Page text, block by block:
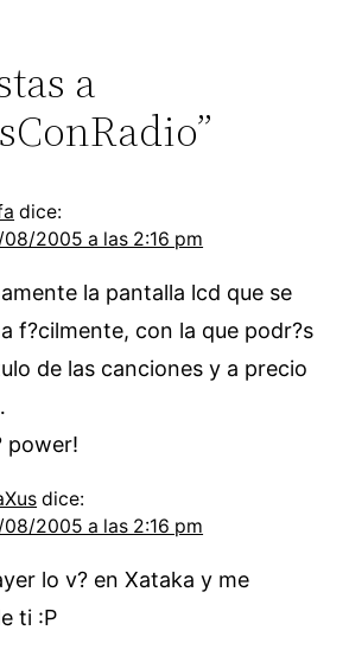
a
dice:
2005 a las 2:16 pm
la pantalla lcd que se
f?cilmente, con la que podr?s
de las canciones y a precio
power!
dice:
2005 a las 2:16 pm
lo v? en Xataka y me
ti :P